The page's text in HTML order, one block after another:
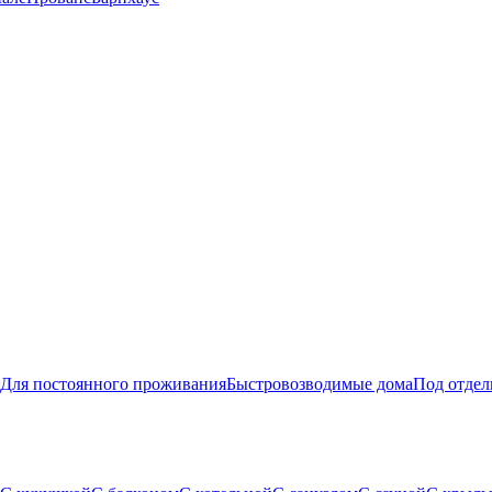
Для постоянного проживанияБыстровозводимые домаПод